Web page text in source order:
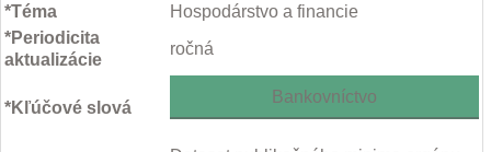
*Téma
Hospodárstvo a financie
*Periodicita
aktualizácie
ročná
*Kľúčové slová
Bankovníctvo